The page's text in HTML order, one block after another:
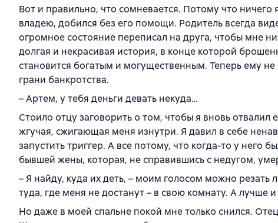
Вот и правильно, что сомневается. Потому что
владею, добился без его помощи. Родитель всегда
огромное состояние переписал на друга, чтобы мне
долгая и некрасивая история, в конце которой
становится богатым и могущественным. Теперь ему
грани банкротства.
– Артем, у тебя деньги девать некуда…
Стоило отцу заговорить о том, чтобы я вновь
жгучая, сжигающая меня изнутри. Я давил в себе
запустить триггер. А все потому, что когда-то у него
бывшей жены, которая, не справившись с недугом,
– Я найду, куда их деть, – моим голосом можно резать
туда, где меня не достанут – в свою комнату. А лучше
Но даже в моей спальне покой мне только снился.